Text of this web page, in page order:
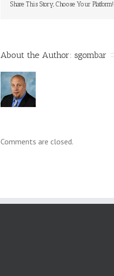
Share This Story, Choose Your Platform!
About the Author: sgombar
Comments are closed.